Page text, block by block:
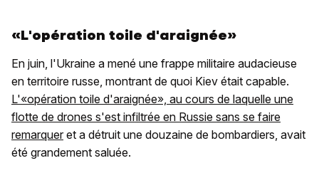
«L'opération toile d'araignée»
En juin, l'Ukraine a mené une frappe militaire audacieuse
en territoire russe, montrant de quoi Kiev était capable.
L'«opération toile d'araignée», au cours de laquelle une
flotte de drones s'est infiltrée en Russie sans se faire
remarquer et a détruit une douzaine de bombardiers, avait
été grandement saluée.